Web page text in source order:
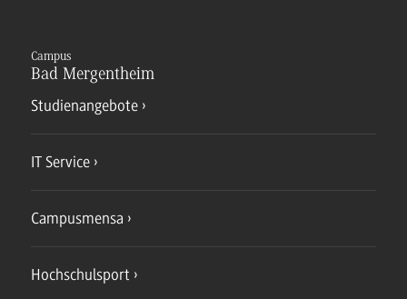
Campus
Bad Mergentheim
Studienangebote
IT Service
Campusmensa
Hochschulsport